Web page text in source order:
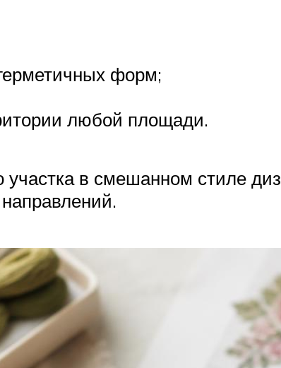
форм;
любой площади.
участка в смешанном стиле